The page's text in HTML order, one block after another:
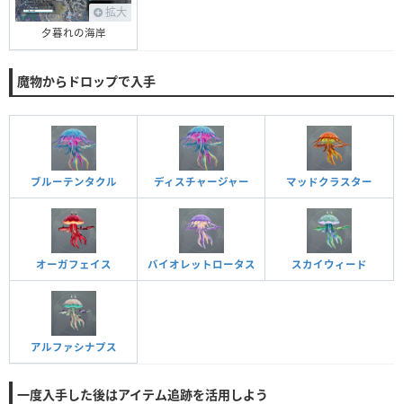
拡大
夕暮れの海岸
魔物からドロップで入手
ブルーテンタクル ディスチャージャー マッドクラスター
オーガフェイス バイオレットロータス スカイウィード
アルファシナプス
一度入手した後はアイテム追跡を活用しよう